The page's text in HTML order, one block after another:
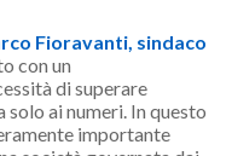
Fioravanti, sindaco
con un
di superare
ai numeri. In questo
importante